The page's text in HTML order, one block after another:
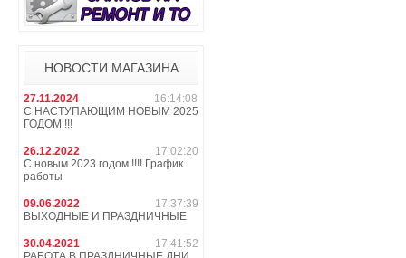
НОВОСТИ МАГАЗИНА
27.11.2024
16:14:08
С НАСТУПАЮЩИМ НОВЫМ 2025
ГОДОМ !!!
26.12.2022
17:02:20
С новым 2023 годом !!!! График
работы
09.06.2022
17:37:39
ВЫХОДНЫЕ И ПРАЗДНИЧНЫЕ
30.04.2021
17:41:52